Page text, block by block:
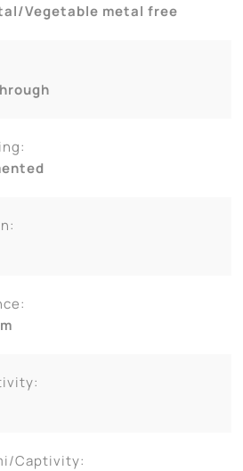
Vegetable metal free
Captivity: